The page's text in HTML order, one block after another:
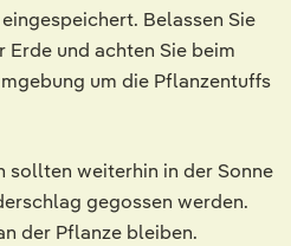
Belassen Sie
und achten Sie beim
um die Pflanzentuffs
sollten weiterhin in der Sonne
gegossen werden.
der Pflanze bleiben.